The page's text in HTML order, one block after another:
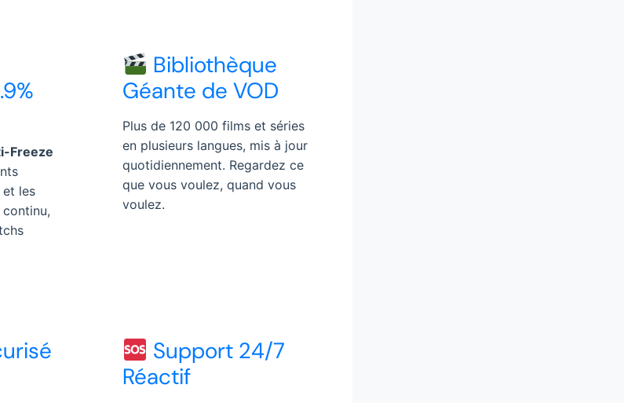
Freeze
les
continu,
Bibliothèque
Géante de VOD
Plus de 120 000 films et séries
en plusieurs langues, mis à jour
quotidiennement. Regardez ce
que vous voulez, quand vous
voulez.
Support 24/7
Réactif